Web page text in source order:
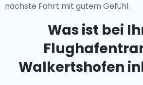
nächste Fahrt mit gutem Gefühl.
Was ist bei
Walkertshofen